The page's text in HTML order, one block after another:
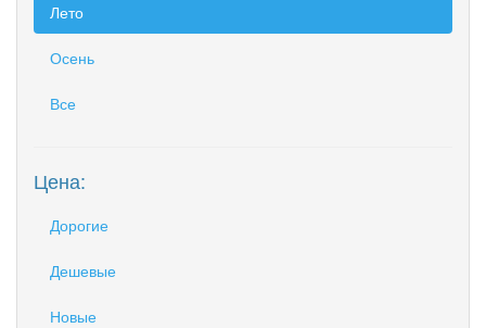
Лето
Осень
Все
Цена:
Дорогие
Дешевые
Новые